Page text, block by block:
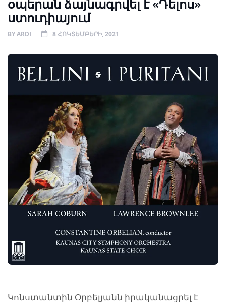
օպերան ձայնագրվել է «Դելոս»
ստուդիայում
BYARDI 8 ՀՈԿՏԵՄԲԵՐԻ, 2021
Կոնստանտին Օրբելյանն իրականացրել է